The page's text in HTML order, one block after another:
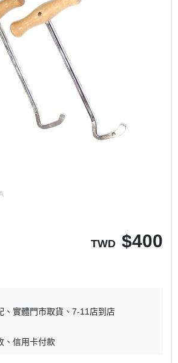
TWD $400
實體門市取貨
7-11店到店
信用卡付款